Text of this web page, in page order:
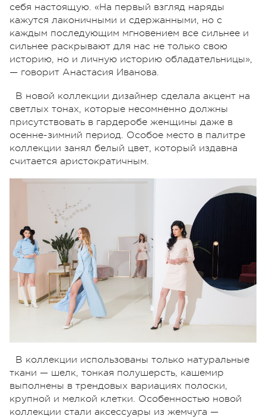
себя настоящую. «На первый взгляд наряды
кажутся лаконичными и сдержанными, но с
каждым последующим мгновением все сильнее и
сильнее раскрывают для нас не только свою
историю, но и личную историю обладательницы»,
— говорит Анастасия Иванова.
В новой коллекции дизайнер сделала акцент на
светлых тонах, которые несомненно должны
присутствовать в гардеробе женщины даже в
осенне-зимний период. Особое место в палитре
коллекции занял белый цвет, который издавна
считается аристократичным.
В коллекции использованы только натуральные
ткани — шелк, тонкая полушерсть, кашемир
выполнены в трендовых вариациях полоски,
крупной и мелкой клетки. Особенностью новой
коллекции стали аксессуары из жемчуга —